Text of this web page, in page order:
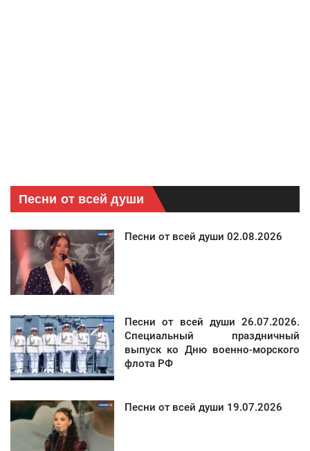
Песни от всей души
Песни от всей души 02.08.2026
Песни от всей души 26.07.2026.
Специальный праздничный
выпуск ко Дню военно-морского
флота РФ
Песни от всей души 19.07.2026